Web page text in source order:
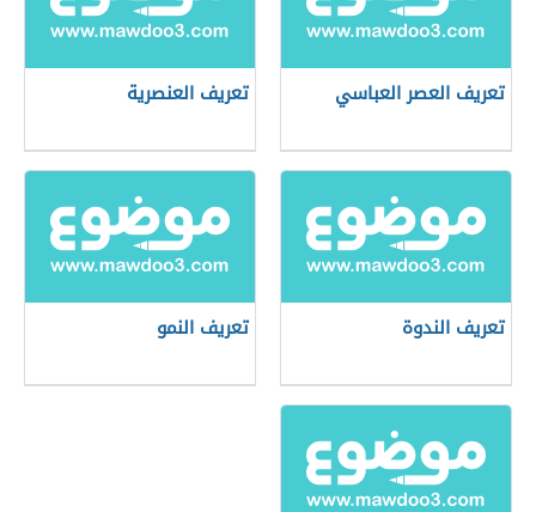
تعريف العصر العباسي تعريف العنصرية
تعريف الندوة تعريف النمو